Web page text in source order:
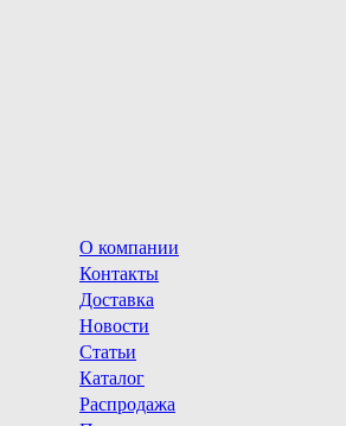
О компании
Контакты
Доставка
Новости
Статьи
Каталог
Распродажа